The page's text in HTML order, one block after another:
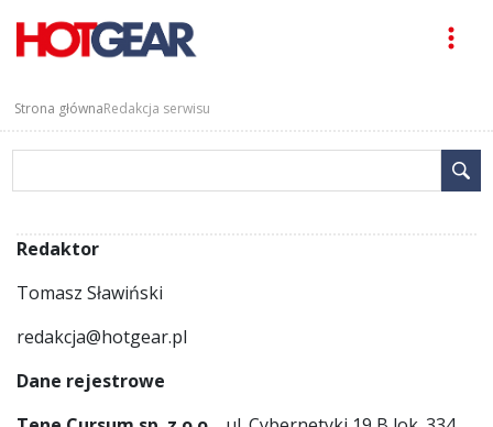
Strona głównaRedakcja serwisu
Redaktor
Tomasz Sławiński
redakcja@hotgear.pl
Dane rejestrowe